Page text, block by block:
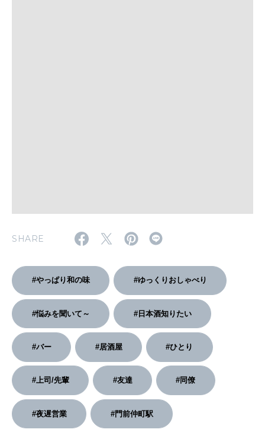
2026年3月号「スイーツ予想図 2026」
2026年1月号「猫がいれば、幸せ」
2025年12月号「お酒の新常識。」
SHARE
#やっぱり和の味 #ゆっくりおしゃべり
#悩みを聞いて～ #日本酒知りたい
#バー #居酒屋 #ひとり
#上司/先輩 #友達 #同僚
#夜遅営業 #門前仲町駅